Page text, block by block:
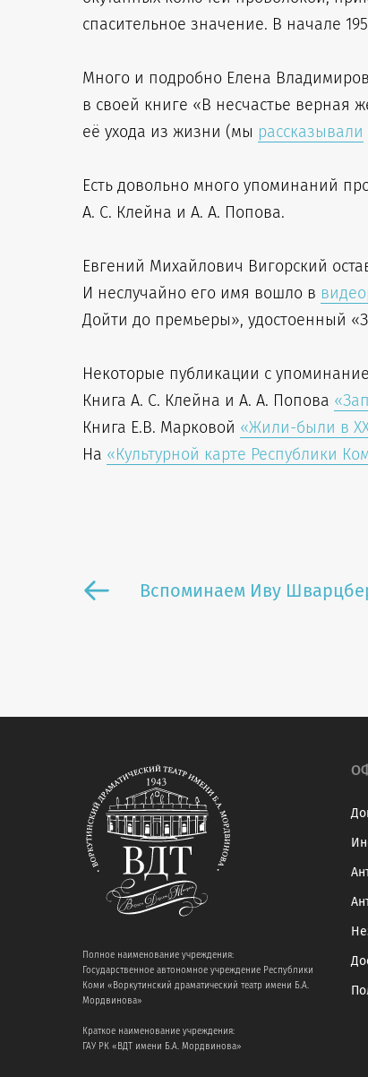
спасительное значение. В начале
Много и подробно Елена
в своей книге «В несчастье верная
её ухода из жизни (мы рассказывали
Есть довольно много упоминаний
А. С. Клейна и А. А. Попова.
Евгений Михайлович Вигорский
И неслучайно его имя вошло в
Дойти до премьеры», удостоенный
Некоторые публикации с
Книга А. С. Клейна и А. А. Попова
Книга Е.В. Марковой «Жили-были в
На «Культурной карте Республики
Вспоминаем Иву
Полное наименование учреждения:
Государственное автономное учреждение Республики
Коми «Воркутинский драматический театр имени Б.А.
Мордвинова»
Краткое наименование учреждения:
ГАУ РК «ВДТ имени Б.А. Мордвинова»